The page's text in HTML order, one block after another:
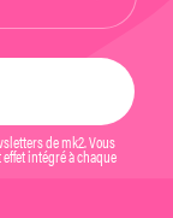
de mk2. Vous
intégré à chaque